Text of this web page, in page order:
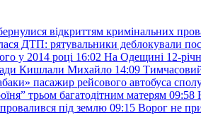
відкриттям кримінальних
ДТП: рятувальники деблокували
у 2014 році 16:02 На Одещині 12-
Кишлали Михайло 14:09
пасажир рейсового автобуса
трьом багатодітним матерям 09:58
під землю 09:15 Ворог не